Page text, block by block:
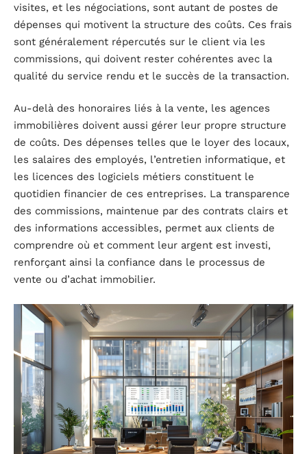
visites, et les négociations, sont autant de postes de
dépenses qui motivent la structure des coûts. Ces frais
sont généralement répercutés sur le client via les
commissions, qui doivent rester cohérentes avec la
qualité du service rendu et le succès de la transaction.
Au-delà des honoraires liés à la vente, les agences
immobilières doivent aussi gérer leur propre structure
de coûts. Des dépenses telles que le loyer des locaux,
les salaires des employés, l’entretien informatique, et
les licences des logiciels métiers constituent le
quotidien financier de ces entreprises. La transparence
des commissions, maintenue par des contrats clairs et
des informations accessibles, permet aux clients de
comprendre où et comment leur argent est investi,
renforçant ainsi la confiance dans le processus de
vente ou d’achat immobilier.